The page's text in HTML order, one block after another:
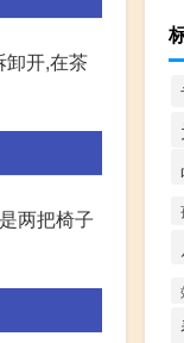
卸开,在茶
两把椅子